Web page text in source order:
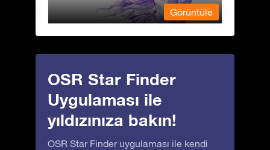
Görüntüle
OSR Star Finder
Uygulaması ile
yıldızınıza bakın!
OSR Star Finder uygulaması ile kendi